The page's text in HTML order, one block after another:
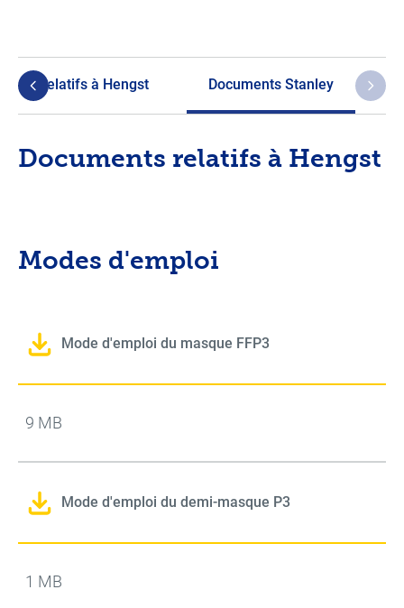
relatifs à Hengst Documents Stanley
Documents relatifs à Hengst
Modes d'emploi
Mode d'emploi du masque FFP3
9 MB
Mode d'emploi du demi-masque P3
1 MB